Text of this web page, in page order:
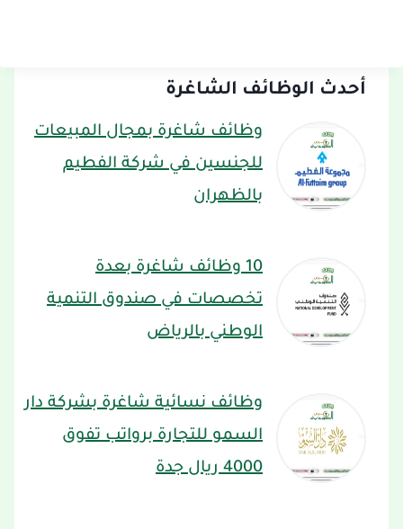
أحدث الوظائف الشاغرة
وظائف شاغرة بمجال المبيعات
للجنسين في شركة الفطيم
بالظهران
10 وظائف شاغرة بعدة
تخصصات في صندوق التنمية
الوطني بالرياض
وظائف نسائية شاغرة بشركة دار
السمو للتجارة برواتب تفوق
4000 ريال جدة